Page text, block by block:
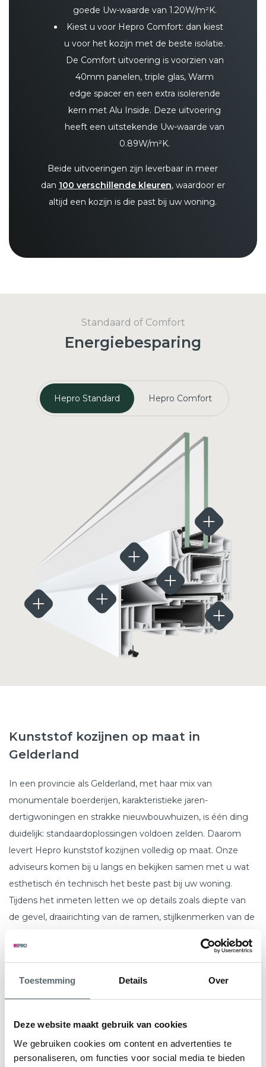
Toestemming Details Over
Deze website maakt gebruik van cookies
We gebruiken cookies om content en advertenties te
personaliseren, om functies voor social media te bieden
goede Uw-waarde van 1.20W/m²K.
Kiest u voor Hepro Comfort: dan kiest
u voor het kozijn met de beste isolatie.
De Comfort uitvoering is voorzien van
40mm panelen, triple glas, Warm
edge spacer en een extra isolerende
kern met Alu Inside. Deze uitvoering
heeft een uitstekende Uw-waarde van
0.89W/m²K.
Beide uitvoeringen zijn leverbaar in meer
dan 100 verschillende kleuren, waardoor er
altijd een kozijn is die past bij uw woning.
Standaard of Comfort
Energiebesparing
Hepro Standard Hepro Comfort
Kunststof kozijnen op maat in
Gelderland
In een provincie als Gelderland, met haar mix van
monumentale boerderijen, karakteristieke jaren-
dertigwoningen en strakke nieuwbouwhuizen, is één ding
duidelijk: standaardoplossingen voldoen zelden. Daarom
levert Hepro kunststof kozijnen volledig op maat. Onze
adviseurs komen bij u langs en bekijken samen met u wat
esthetisch én technisch het beste past bij uw woning.
Tijdens het inmeten letten we op details zoals diepte van
de gevel, draairichting van de ramen, stijlkenmerken van de
eigen fabriek in Zuidbroek worden de kozijnen vervolgens
op de exacte situatie bij u thuis.
Stel uw eigen kunststof kozijnen